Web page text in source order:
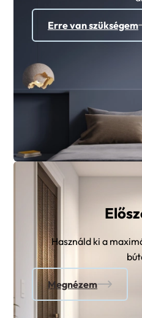
Erre van szükségem
Használd ki a
Megnézem